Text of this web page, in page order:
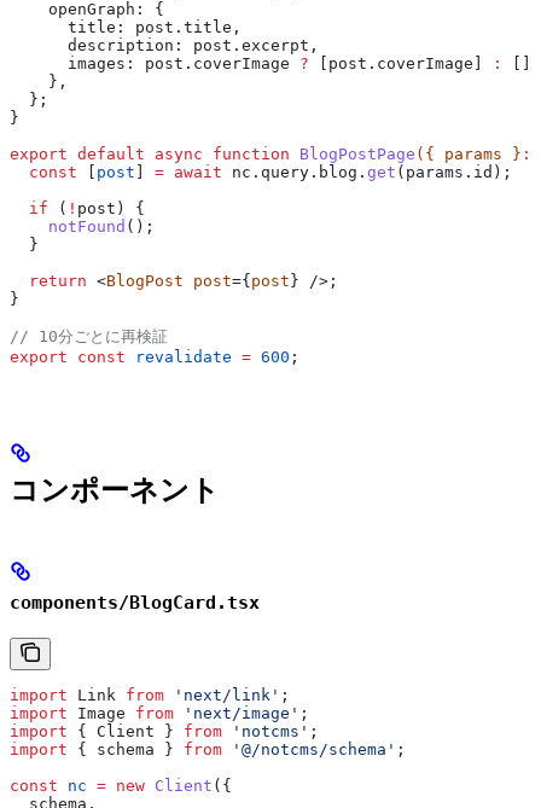
    openGraph:
{
      title:
post . title ,
      description:
post . excerpt ,
      images:
post . coverImage ? post . coverImage :
    },
  };
}
export default async function BlogPostPage ({ params } :
  const
post = await nc . query . blog . get ( params . id );
  if
( ! post ) {
    notFound
();
  }
  return
<BlogPost post={ post } />;
}
// 10分ごとに再検証
export const revalidate = 600 ;
コンポーネント
components/BlogCard.tsx
import Link from 'next/link' ;
import Image from 'next/image' ;
import { Client } from 'notcms' ;
import { schema } from '@/notcms/schema' ;
const nc = new Client ({
  schema
,